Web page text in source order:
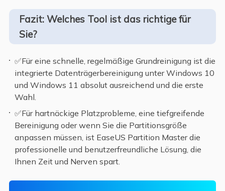
Fazit: Welches Tool ist das richtige für
Sie?
✅Für eine schnelle, regelmäßige Grundreinigung ist die
integrierte Datenträgerbereinigung unter Windows 10
und Windows 11 absolut ausreichend und die erste
Wahl.
✅Für hartnäckige Platzprobleme, eine tiefgreifende
Bereinigung oder wenn Sie die Partitionsgröße
anpassen müssen, ist EaseUS Partition Master die
professionelle und benutzerfreundliche Lösung, die
Ihnen Zeit und Nerven spart.